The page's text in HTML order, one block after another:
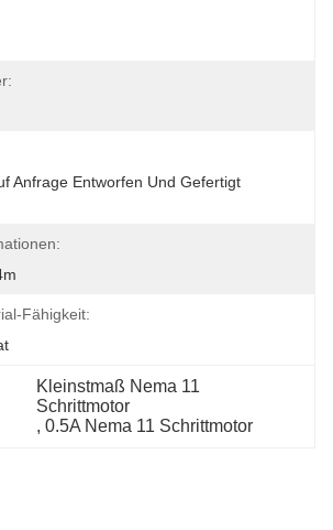
Anfrage Entworfen Und Gefertigt
Fähigkeit:
Kleinstmaß Nema 11
Schrittmotor
, 0.5A Nema 11 Schrittmotor